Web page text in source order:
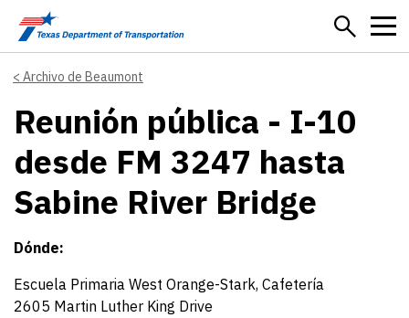
Skip to main content
Archivo de Beaumont
Reunión pública - I-10
desde FM 3247 hasta
Sabine River Bridge
Dónde:
Escuela Primaria West Orange-Stark, Cafetería
2605 Martin Luther King Drive